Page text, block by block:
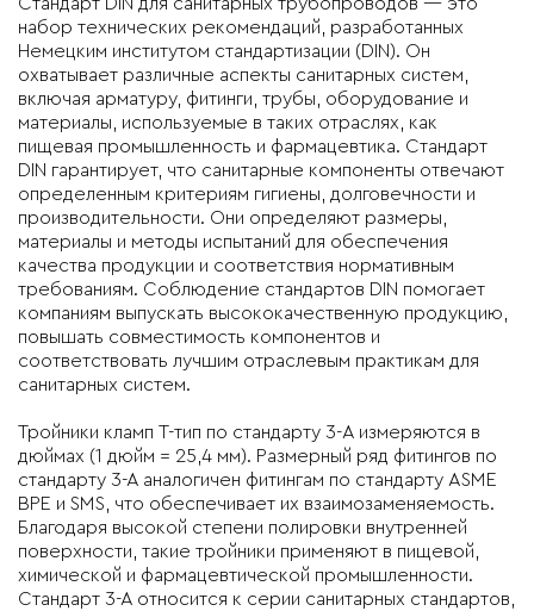
Стандарт DIN для санитарных трубопроводов — это
набор технических рекомендаций, разработанных
Немецким институтом стандартизации (DIN). Он
охватывает различные аспекты санитарных систем,
включая арматуру, фитинги, трубы, оборудование и
материалы, используемые в таких отраслях, как
пищевая промышленность и фармацевтика. Стандарт
DIN гарантирует, что санитарные компоненты отвечают
определенным критериям гигиены, долговечности и
производительности. Они определяют размеры,
материалы и методы испытаний для обеспечения
качества продукции и соответствия нормативным
требованиям. Соблюдение стандартов DIN помогает
компаниям выпускать высококачественную продукцию,
повышать совместимость компонентов и
соответствовать лучшим отраслевым практикам для
санитарных систем.
Тройники кламп T-тип по стандарту 3-A измеряются в
дюймах (1 дюйм = 25,4 мм). Размерный ряд фитингов по
стандарту 3-А аналогичен фитингам по стандарту ASME
BPE и SMS, что обеспечивает их взаимозаменяемость.
Благодаря высокой степени полировки внутренней
поверхности, такие тройники применяют в пищевой,
химической и фармацевтической промышленности.
Стандарт 3-А относится к серии санитарных стандартов,